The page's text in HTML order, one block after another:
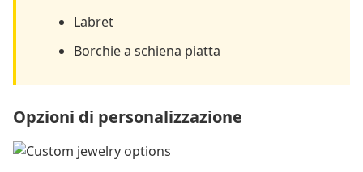
Labret
Borchie a schiena piatta
Opzioni di personalizzazione